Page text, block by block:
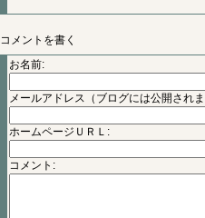
コメントを書く
お名前:
メールアドレス（ブログには公開され
ホームページＵＲＬ:
コメント: